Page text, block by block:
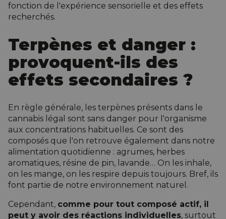
fonction de l'expérience sensorielle et des effets
recherchés.
Terpènes et danger :
provoquent-ils des
effets secondaires ?
En règle générale, les terpènes présents dans le
cannabis légal sont sans danger pour l'organisme
aux concentrations habituelles. Ce sont des
composés que l'on retrouve également dans notre
alimentation quotidienne : agrumes, herbes
aromatiques, résine de pin, lavande… On les inhale,
on les mange, on les respire depuis toujours. Bref, ils
font partie de notre environnement naturel.
Cependant, comme pour tout composé actif, il
peut y avoir des réactions individuelles, surtout